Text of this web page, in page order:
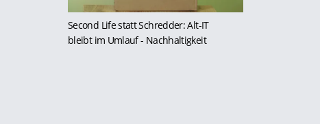
Second Life statt Schredder: Alt-IT
bleibt im Umlauf- Nachhaltigkeit